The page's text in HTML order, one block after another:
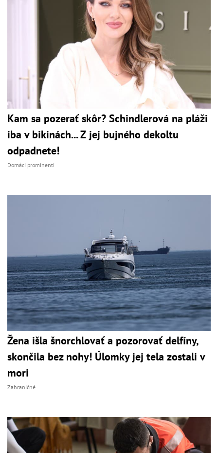
Kam sa pozerať skôr? Schindlerová na pláži
iba v bikinách... Z jej bujného dekoltu
odpadnete!
Domáci prominenti
Žena išla šnorchlovať a pozorovať delfíny,
skončila bez nohy! Úlomky jej tela zostali v
mori
Zahraničné